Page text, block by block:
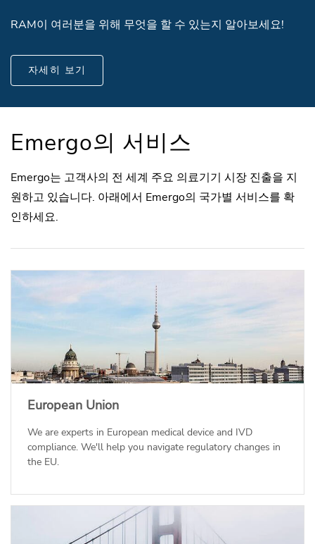
RAM이 여러분을 위해 무엇을 할 수 있는지 알아보세요!
자세히 보기
Emergo의 서비스
Emergo는 고객사의 전 세계 주요 의료기기 시장 진출을 지
원하고 있습니다. 아래에서 Emergo의 국가별 서비스를 확
인하세요.
European Union
We are experts in European medical device and IVD
compliance. We'll help you navigate regulatory changes in
the EU.